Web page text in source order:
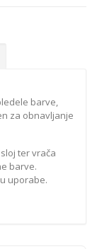
barve,
za obnavljanje
ter vrača
barve.
uporabe.